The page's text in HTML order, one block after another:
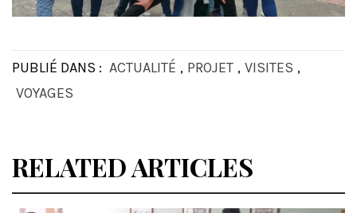
PUBLIÉ DANS : ACTUALITÉ , PROJET , VISITES ,
VOYAGES
RELATED ARTICLES